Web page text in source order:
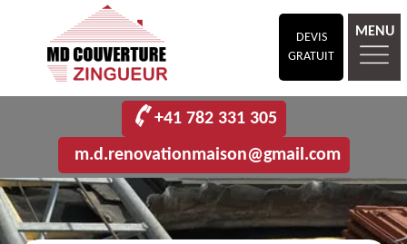
DEVIS
GRATUIT
MENU
+41 782 331 305
m.d.renovationmaison@gmail.com